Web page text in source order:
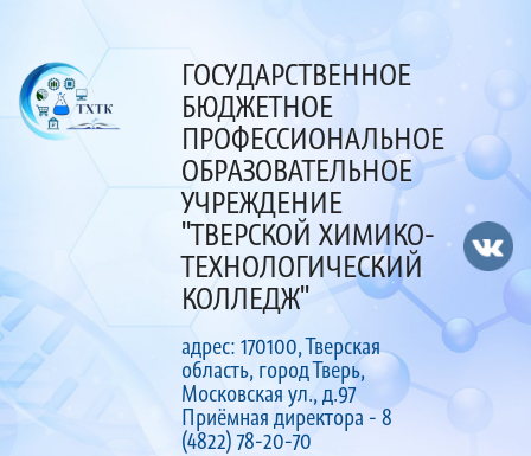
ГОСУДАРСТВЕННОЕ
БЮДЖЕТНОЕ
ПРОФЕССИОНАЛЬНОЕ
ОБРАЗОВАТЕЛЬНОЕ
УЧРЕЖДЕНИЕ
"ТВЕРСКОЙ ХИМИКО-
ТЕХНОЛОГИЧЕСКИЙ
КОЛЛЕДЖ"
адрес: 170100, Тверская
область, город Тверь,
Московская ул., д.97
Приёмная директора - 8
(4822) 78-20-70